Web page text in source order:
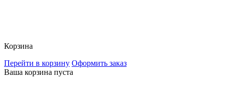
Корзина
Перейти в корзину Оформить заказ
Ваша корзина пуста